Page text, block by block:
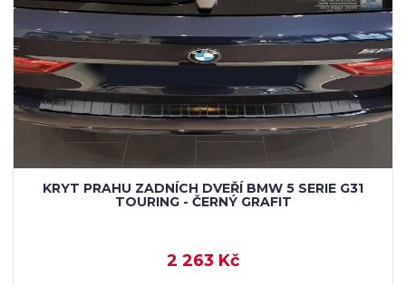
KRYT PRAHU ZADNÍCH DVEŘÍ BMW 5 SERIE G31
TOURING - ČERNÝ GRAFIT
2 263 Kč